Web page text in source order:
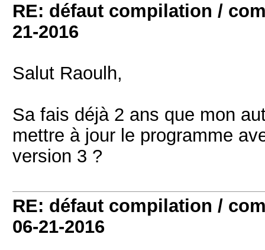
RE: défaut compilation /
21-2016
Salut Raoulh,
Sa fais déjà 2 ans que mon
mettre à jour le programme
version 3 ?
RE: défaut compilation /
06-21-2016